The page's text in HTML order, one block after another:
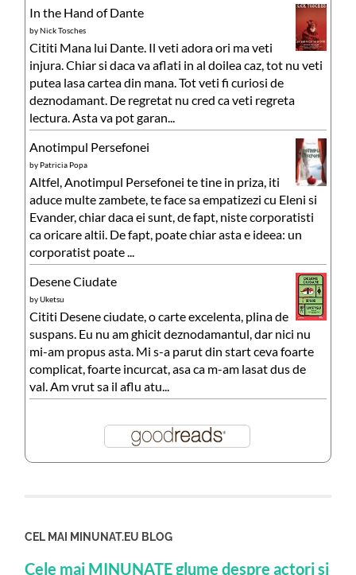
In the Hand of Dante
byNick Tosches
Cititi Mana lui Dante. Il veti adora ori ma veti
injura. Chiar si daca va aflati in al doilea caz, tot nu veti
putea lasa cartea din mana. Tot veti fi curiosi de
deznodamant. De regretat nu cred ca veti regreta
lectura. Asta va pot garan...
Anotimpul Persefonei
by Patricia Popa
Altfel, Anotimpul Persefonei te tine in priza, iti
aduce multe zambete, te face sa empatizezi cu Eleni si
Evander, chiar daca ei sunt, de fapt, niste corporatisti
ca oricare altii. De fapt, poate chiar asta e ideea: un
corporatist poate ...
Desene Ciudate
byUketsu
Cititi Desene ciudate, o carte excelenta, plina de
suspans. Eu nu am ghicit deznodamantul, dar nici nu
mi-am propus asta. Mi s-a parut din start ceva foarte
complicat, foarte incurcat, asa ca m-am lasat dus de
val. Am vrut sa il aflu atu...
CEL MAI MINUNAT.EU BLOG
Cele mai MINUNATE glume despre actori si